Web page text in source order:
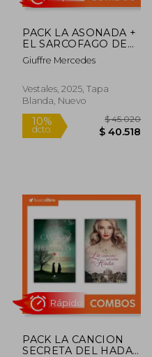
PACK LA ASONADA +
EL SARCOFAGO DE
LOS PEREGRINOS
Giuffre Mercedes
Vestales, 2025, Tapa
Blanda, Nuevo
10%
dcto.
$ 45.020
$ 40.518
Rápido
PACK LA CANCION
SECRETA DEL HADA